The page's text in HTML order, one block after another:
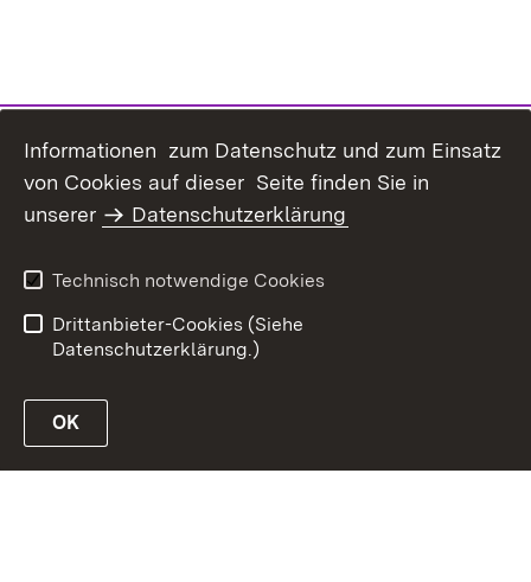
Link zur Website des MLR Baden-Württemberg
Barrierefreiheit
Informationen zum Datenschutz und zum Einsatz
von Cookies auf dieser Seite finden Sie in
unserer
Datenschutzerklärung
Technisch notwendige Cookies
Drittanbieter-Cookies (Siehe
Datenschutzerklärung.)
OK